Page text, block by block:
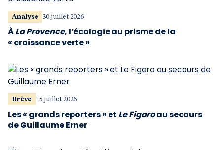
Analyse 30 juillet 2026
ÀLa Provence, l’écologie au prisme de la
« croissance verte »
Brève 15 juillet 2026
Les « grands reporters » et Le Figaroau secours
de Guillaume Erner